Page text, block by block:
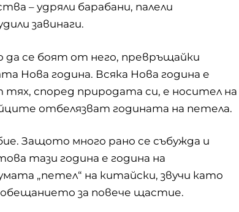
– удряли барабани, палели
завинаги.
да се боят от него, превръщайки
Нова година. Всяка Нова година е
според природата си, е носител на
отбелязват годината на петела.
Защото много рано се събужда и
тази година е година на
„петел“ на китайски, звучи като
за повече щастие.